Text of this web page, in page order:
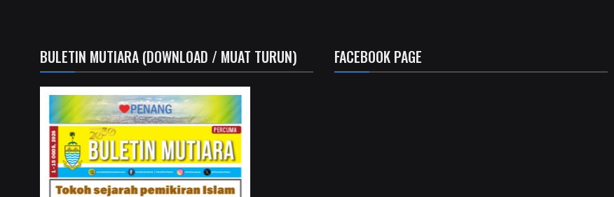
BULETIN MUTIARA (DOWNLOAD / MUAT TURUN) FACEBOOK PAGE